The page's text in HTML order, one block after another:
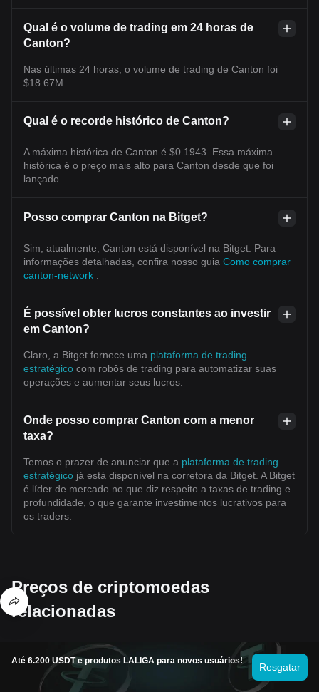
Qual é o volume de trading em 24 horas de
Canton?
Nas últimas 24 horas, o volume de trading de Canton foi
$18.67M.
Qual é o recorde histórico de Canton?
A máxima histórica de Canton é $0.1943. Essa máxima
histórica é o preço mais alto para Canton desde que foi
lançado.
Posso comprar Canton na Bitget?
Sim, atualmente, Canton está disponível na Bitget. Para
informações detalhadas, confira nosso guia Como comprar
canton-network
É possível obter lucros constantes ao investir
em Canton?
Claro, a Bitget fornece uma plataforma de trading
estratégico com robôs de trading para automatizar suas
operações e aumentar seus lucros.
Onde posso comprar Canton com a menor
taxa?
Temos o prazer de anunciar que a plataforma de trading
estratégico já está disponível na corretora da Bitget. A Bitget
é líder de mercado no que diz respeito a taxas de trading e
profundidade, o que garante investimentos lucrativos para
os traders.
Preços de criptomoedas
relacionadas
Moedas popularesMoedas adicionadas recentemente
Até 6.200 USDT e produtos LALIGA para novos usuários!
Resgatar